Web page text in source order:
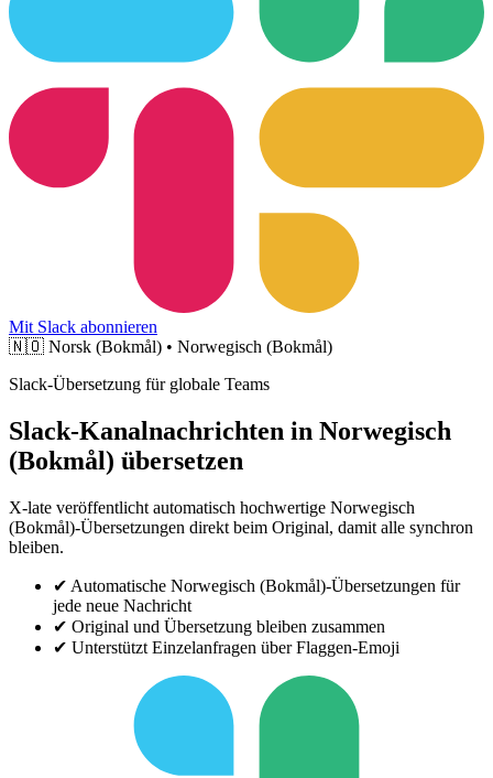
Mit Slack abonnieren
🇳🇴 Norsk (Bokmål) • Norwegisch (Bokmål)
Slack-Übersetzung für globale Teams
Slack-Kanalnachrichten in Norwegisch
(Bokmål) übersetzen
X-late veröffentlicht automatisch hochwertige Norwegisch
(Bokmål)-Übersetzungen direkt beim Original, damit alle synchron
bleiben.
✔ Automatische Norwegisch (Bokmål)-Übersetzungen für
jede neue Nachricht
✔ Original und Übersetzung bleiben zusammen
✔ Unterstützt Einzelanfragen über Flaggen-Emoji